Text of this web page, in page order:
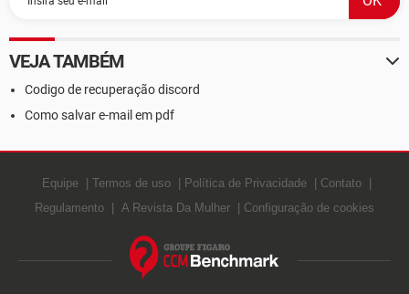
VEJA TAMBÉM
Codigo de recuperação discord
Como salvar e-mail em pdf
Equipe Termos de uso Política de Privacidade
Contato
Regulamento
A Revista Da Mulher Configuração de cookies